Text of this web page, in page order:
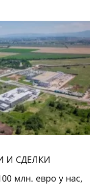
И СДЕЛКИ
млн. евро у нас,